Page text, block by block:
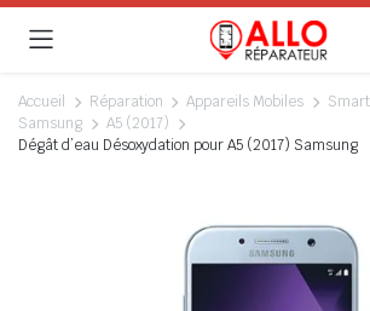
Accueil Réparation Appareils Mobiles
Samsung
A5 (2017)
Dégât d’eau Désoxydation pour A5 (2017) Samsung